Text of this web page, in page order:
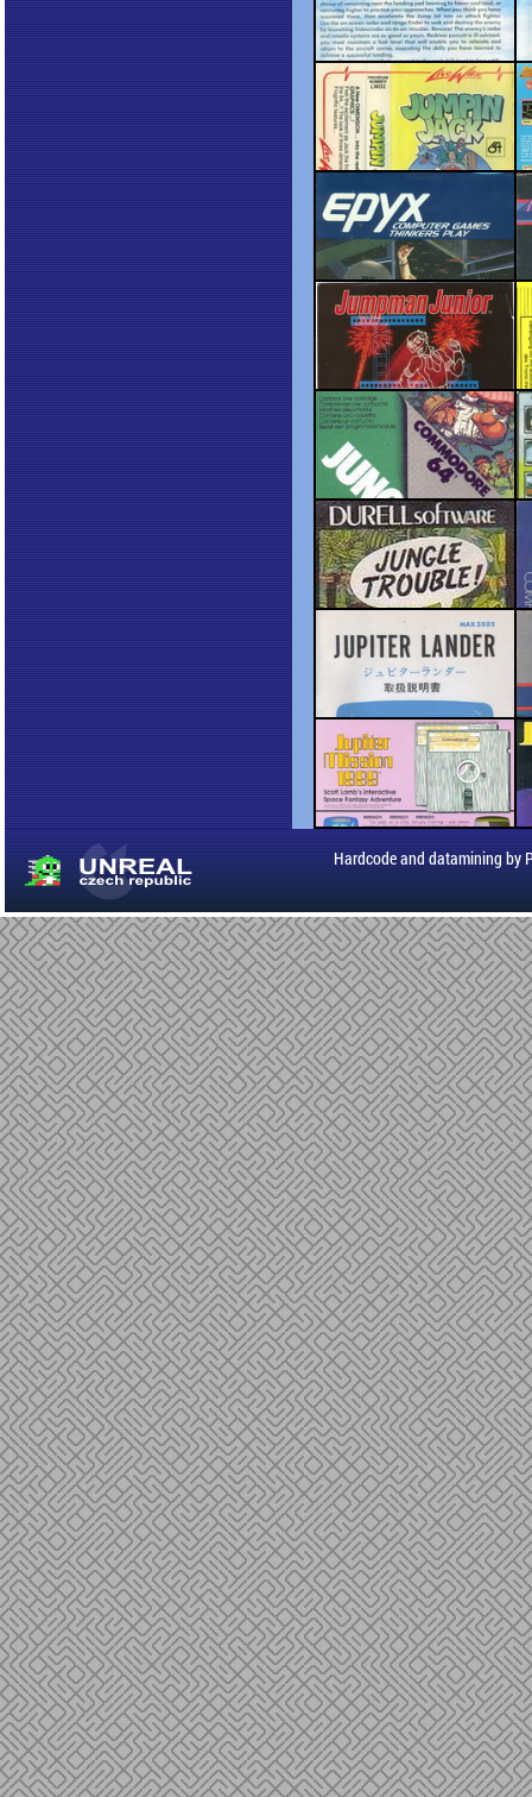
Hardcode and datamining by